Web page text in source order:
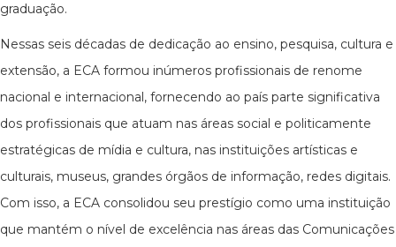
graduação.
Nessas seis décadas de dedicação ao ensino, pesquisa, cultura e
extensão, a ECA formou inúmeros profissionais de renome
nacional e internacional, fornecendo ao país parte significativa
dos profissionais que atuam nas áreas social e politicamente
estratégicas de mídia e cultura, nas instituições artísticas e
culturais, museus, grandes órgãos de informação, redes digitais.
Com isso, a ECA consolidou seu prestígio como uma instituição
que mantém o nível de excelência nas áreas das Comunicações